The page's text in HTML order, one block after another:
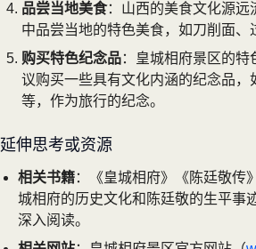
品尝当地美食：山西的美食文化源远
中品尝当地的特色美食，如刀削面、
购买特色纪念品：皇城相府景区的
议购买一些具有文化内涵的纪念品，
等，作为旅行的纪念。
延伸思考或资源
相关书籍：《皇城相府》《陈廷敬传
城相府的历史文化和陈廷敬的生平事
深入阅读。